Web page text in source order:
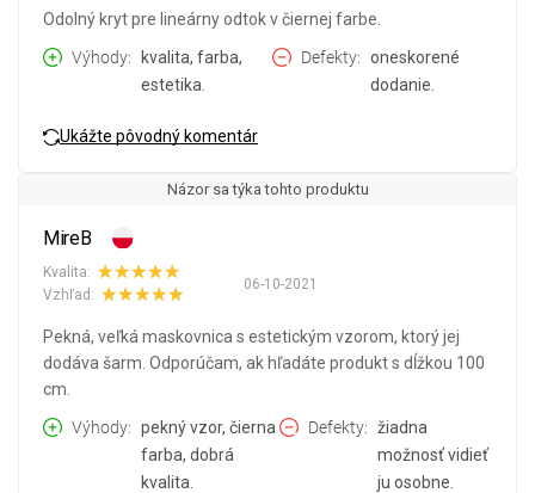
Odolný kryt pre lineárny odtok v čiernej farbe.
Výhody
kvalita, farba,
estetika.
Defekty
oneskorené
dodanie.
Ukážte pôvodný komentár
Názor sa týka tohto produktu
MireB
06-10-2021
Kvalita:
Vzhľad:
Pekná, veľká maskovnica s estetickým vzorom, ktorý jej
dodáva šarm. Odporúčam, ak hľadáte produkt s dĺžkou 100
cm.
Výhody
pekný vzor, čierna
farba, dobrá
kvalita.
Defekty
žiadna
možnosť vidieť
ju osobne.